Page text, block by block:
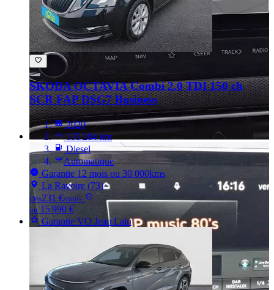
SKODA OCTAVIACombi 2.0 TDI 150 ch
SCR FAP DSG7 Business
2020
135 284 km
Diesel
Automatique
Garantie 12 mois ou 30 000kms
La Ravoire (73)
Dès231 €/mois
ou15 990 €
Garantie VO Jean Lain